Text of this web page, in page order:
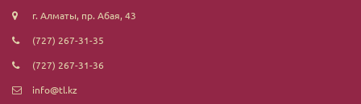
г. Алматы, пр. Абая, 43
(727) 267-31-35
(727) 267-31-36
info@tl.kz